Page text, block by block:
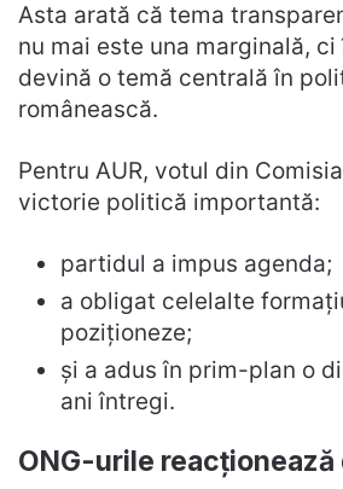
Asta arată că tema
nu mai este una marginală, ci
devină o temă centrală în
românească.
Pentru AUR, votul din
victorie politică importantă:
partidul a impus agenda;
a obligat celelalte
poziționeze;
și a adus în prim-plan o
ani întregi.
ONG-urile reacționează